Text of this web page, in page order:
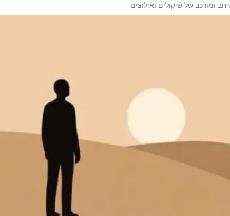
רחב ומורכב של שיקולים ואילוצים